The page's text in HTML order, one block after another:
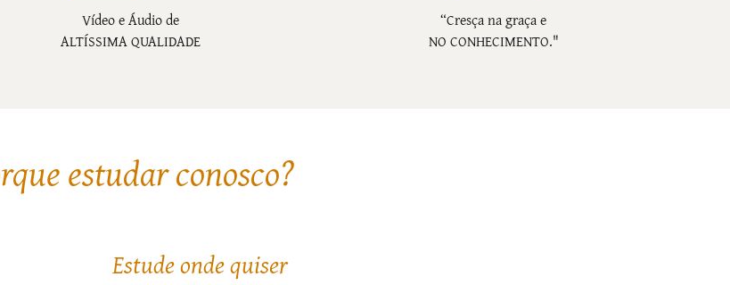
Vídeo e Áudio de
ALTÍSSIMA QUALIDADE
“Cresça na graça e
NO CONHECIMENTO."
estudar conosco?
Estude onde quiser